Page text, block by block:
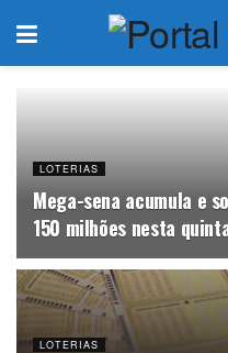
LOTERIAS
Mega-sena acumula e
150 milhões nesta
LOTERIAS